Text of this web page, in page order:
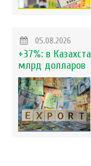
05.08.2026
+37%: в
млрд долларов